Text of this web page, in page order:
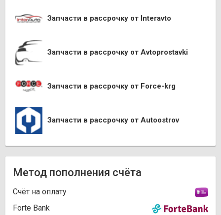
Запчасти в рассрочку от Interavto
Запчасти в рассрочку от Avtoprostavki
Запчасти в рассрочку от Force-krg
Запчасти в рассрочку от Autoostrov
Метод пополнения счёта
Cчёт на оплату
Forte Bank